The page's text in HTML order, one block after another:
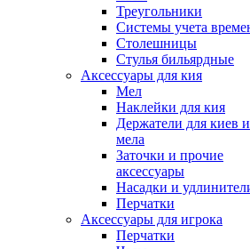
Треугольники
Системы учета
Столешницы
Стулья бильярдные
Аксессуары для кия
Мел
Наклейки для кия
Держатели для киев и
мела
Заточки и прочие
аксессуары
Насадки и
Перчатки
Аксессуары для игрока
Перчатки